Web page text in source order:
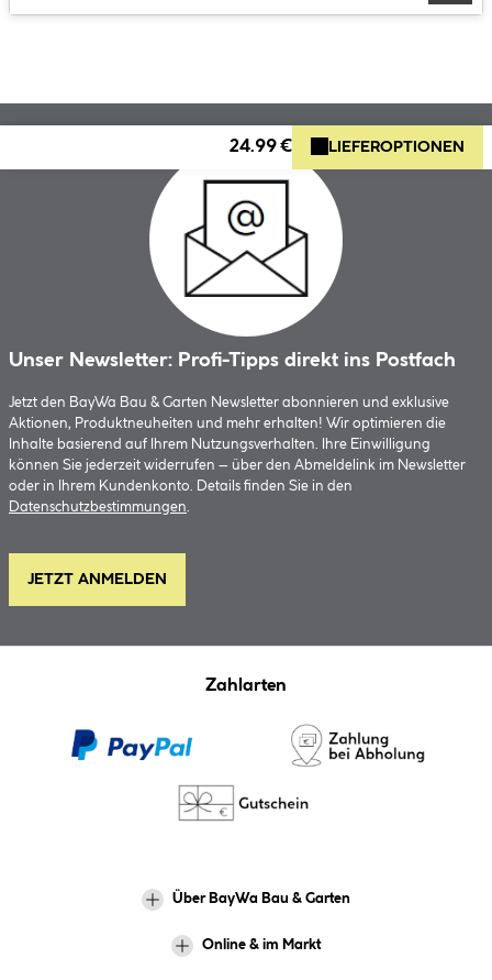
24.99 € LIEFEROPTIONEN
Unser Newsletter: Profi-Tipps direkt ins Postfach
Jetzt den BayWa Bau & Garten Newsletter abonnieren und exklusive
Aktionen, Produktneuheiten und mehr erhalten! Wir optimieren die
Inhalte basierend auf Ihrem Nutzungsverhalten. Ihre Einwilligung
können Sie jederzeit widerrufen – über den Abmeldelink im Newsletter
oder in Ihrem Kundenkonto. Details finden Sie in den
Datenschutzbestimmungen.
JETZT ANMELDEN
Zahlarten
Über BayWa Bau & Garten
Online & im Markt